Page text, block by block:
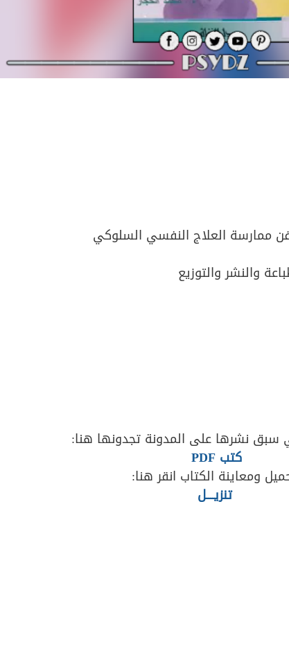
ممارسة العلاج النفسي السلوكي
والنشر والتوزيع
سبق نشرها على المدونة تجدونها هنا:
كتب PDF
ومعاينة الكتاب انقر هنا:
تنزيــــل